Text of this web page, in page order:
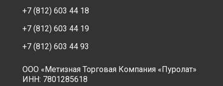
+7 (812) 603 44 18
+7 (812) 603 44 19
+7 (812) 603 44 93
ООО «Метизная Торговая Компания «Пуролат»
ИНН: 7801285618